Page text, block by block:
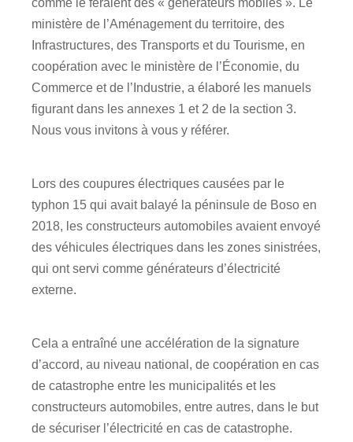
comme le feraient des « générateurs mobiles ». Le
ministère de l’Aménagement du territoire, des
Infrastructures, des Transports et du Tourisme, en
coopération avec le ministère de l’Économie, du
Commerce et de l’Industrie, a élaboré les manuels
figurant dans les annexes 1 et 2 de la section 3.
Nous vous invitons à vous y référer.
Lors des coupures électriques causées par le
typhon 15 qui avait balayé la péninsule de Boso en
2018, les constructeurs automobiles avaient envoyé
des véhicules électriques dans les zones sinistrées,
qui ont servi comme générateurs d’électricité
externe.
Cela a entraîné une accélération de la signature
d’accord, au niveau national, de coopération en cas
de catastrophe entre les municipalités et les
constructeurs automobiles, entre autres, dans le but
de sécuriser l’électricité en cas de catastrophe.